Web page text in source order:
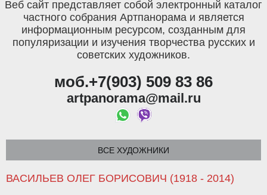
Веб сайт представляет собой электронный каталог
частного собрания Артпанорама и является
информационным ресурсом, созданным для
популяризации и изучения творчества русских и
советских художников.
моб.+7(903) 509 83 86
artpanorama@mail.ru
ВСЕ ХУДОЖНИКИ
ВАСИЛЬЕВ ОЛЕГ БОРИСОВИЧ (1918 - 2014)